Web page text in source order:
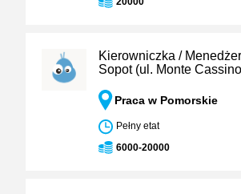
Kierowniczka /
Sopot (ul. Monte
Praca w Pomorskie
Pełny etat
6000-20000